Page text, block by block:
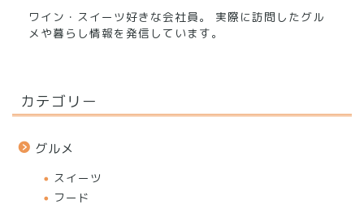
ワイン・スイーツ好きな会社員。 実際に訪問したグル
メや暮らし情報を発信しています。
カテゴリー
グルメ
スイーツ
フード